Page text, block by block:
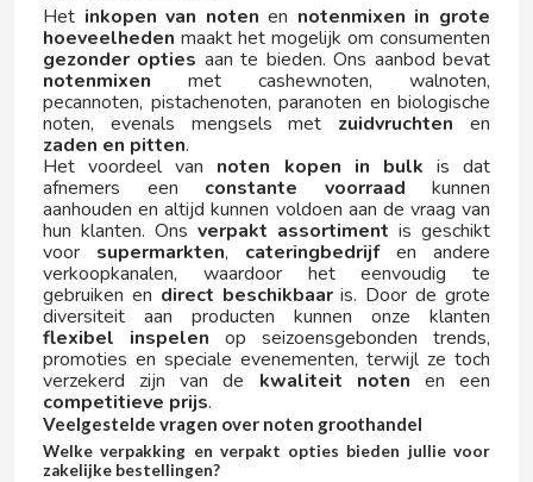
HALLS
HARIBO
HEINZ
HELL
HERO
HUESITOS
Het inkopen van noten en notenmixen in grote
hoeveelheden maakt het mogelijk om consumenten
gezonder opties aan te bieden. Ons aanbod bevat
notenmixen met cashewnoten, walnoten,
pecannoten, pistachenoten, paranoten en biologische
noten, evenals mengsels met zuidvruchten en
zaden en pitten.
Het voordeel van noten kopen in bulk is dat
afnemers een constante voorraad kunnen
aanhouden en altijd kunnen voldoen aan de vraag van
hun klanten. Ons verpakt assortiment is geschikt
voor supermarkten, cateringbedrijfen andere
verkoopkanalen, waardoor het eenvoudig te
gebruiken en direct beschikbaaris. Door de grote
diversiteit aan producten kunnen onze klanten
flexibel inspelen op seizoensgebonden trends,
promoties en speciale evenementen, terwijl ze toch
verzekerd zijn van de kwaliteit noten en een
competitieve prijs.
Veelgestelde vragen over noten groothandel
Welke verpakking en verpakt opties bieden jullie voor
zakelijke bestellingen?